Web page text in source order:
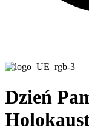
Dzień